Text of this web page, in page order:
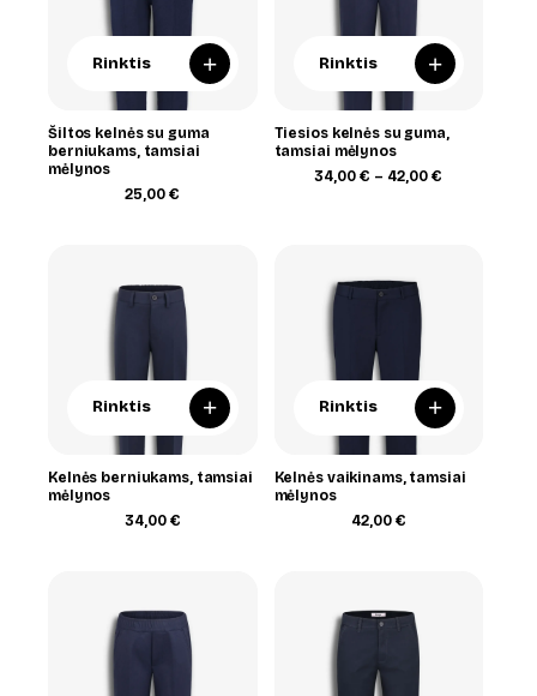
Rinktis +
Šiltos kelnės su guma
berniukams, tamsiai
mėlynos
25,00€
Rinktis +
Tiesios kelnės su guma,
tamsiai mėlynos
34,00€ – 42,00€
Rinktis +
Kelnės berniukams, tamsiai
mėlynos
34,00 €
Rinktis +
Kelnės vaikinams, tamsiai
mėlynos
42,00 €